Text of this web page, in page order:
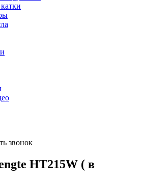
звонок
HT215W ( в